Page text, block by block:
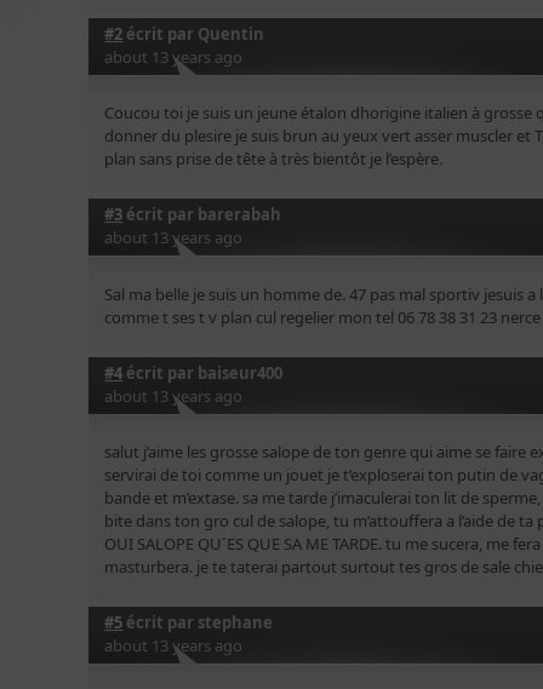
#2 écrit par Quentin
about 13 years ago
Coucou toi je suis un jeune étalon dhorigine italien à grosse
donner du plesire je suis brun au yeux vert asser muscler
plan sans prise de tête à très bientôt je l’espère.
#3 écrit par barerabah
about 13 years ago
Sal ma belle je suis un homme de. 47 pas mal sportiv jesuis
comme t ses t v plan cul regelier mon tel 06 78 38 31 23 nerce
#4 écrit par baiseur400
about 13 years ago
salut j’aime les grosse salope de ton genre qui aime se faire
servirai de toi comme un jouet je t’exploserai ton putin de
bande et m’extase. sa me tarde j’imaculerai ton lit de
bite dans ton gro cul de salope, tu m’attouffera a l’aide de ta
OUI SALOPE QU´ES QUE SA ME TARDE. tu me sucera, me
masturbera. je te taterai partout surtout tes gros de sale
#5 écrit par stephane
about 13 years ago